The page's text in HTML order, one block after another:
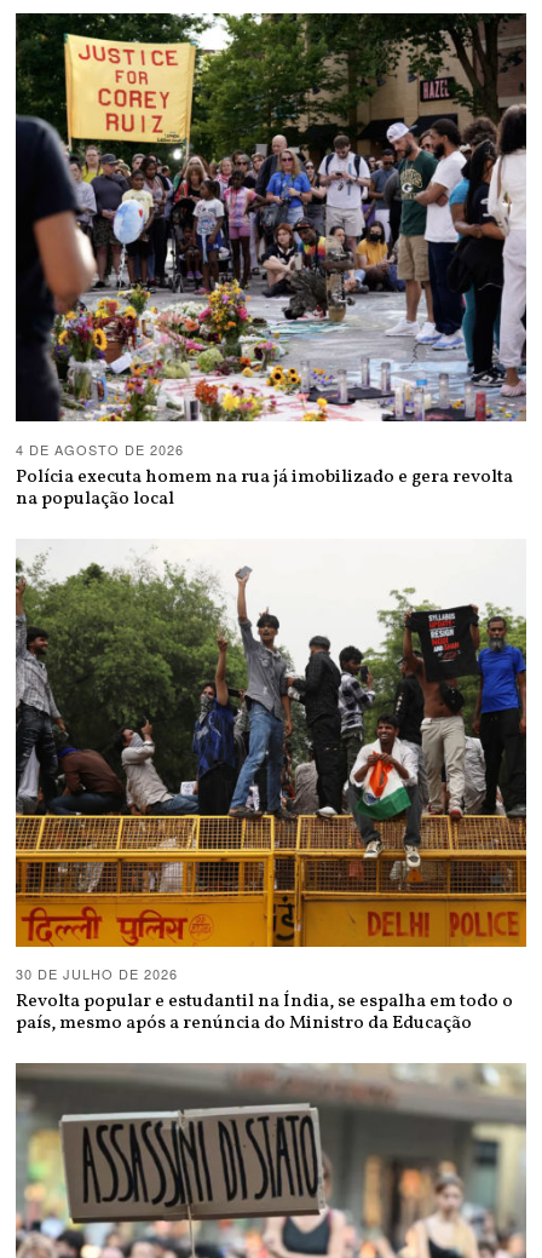
4 DE AGOSTO DE 2026
Polícia executa homem na rua já imobilizado e gera revolta
na população local
30 DE JULHO DE 2026
Revolta popular e estudantil na Índia, se espalha em todo o
país, mesmo após a renúncia do Ministro da Educação